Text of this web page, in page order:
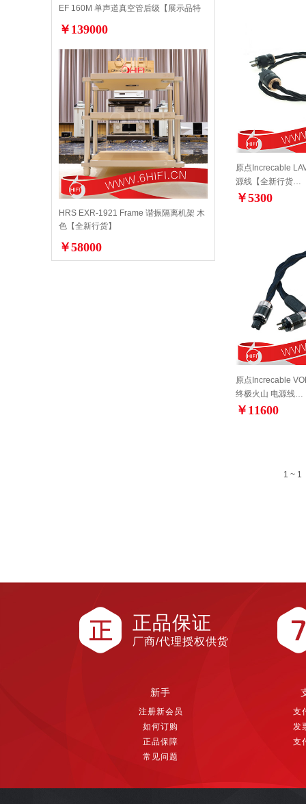
EF 160M 单声道真空管后级【展示品特
￥139000
HRS EXR-1921 Frame 谐振隔离机架 木
色【全新行货】
￥58000
原点Increcable
源线【全新行货…
￥5300
原点Increcable
终极火山 电源线…
￥11600
1 ~ 1
正品保证
厂商/代理授权供货
新手
注册新会员
如何订购
正品保障
常见问题
支
发
支